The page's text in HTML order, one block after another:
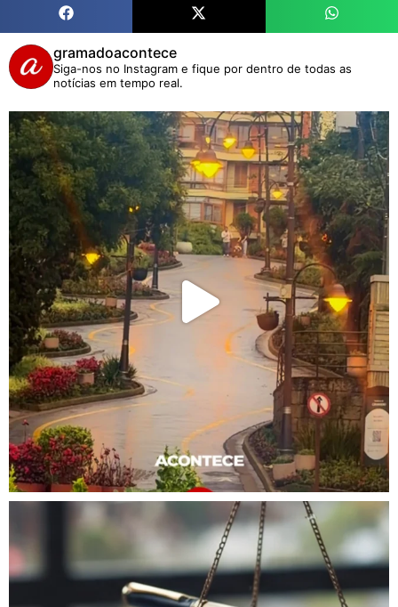
gramadoacontece
Siga-nos no Instagram e fique por dentro de todas as
notícias em tempo real.